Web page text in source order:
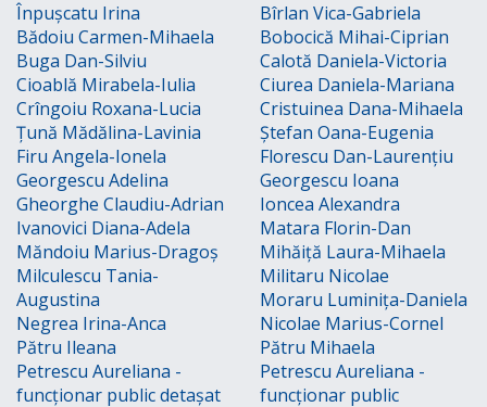
Înpușcatu Irina
Bîrlan Vica-Gabriela
Bădoiu Carmen-Mihaela
Bobocică Mihai-Ciprian
Buga Dan-Silviu
Calotă Daniela-Victoria
Cioablă Mirabela-Iulia
Ciurea Daniela-Mariana
Crîngoiu Roxana-Lucia
Cristuinea Dana-Mihaela
Țună Mădălina-Lavinia
Ștefan Oana-Eugenia
Firu Angela-Ionela
Florescu Dan-Laurențiu
Georgescu Adelina
Georgescu Ioana
Gheorghe Claudiu-Adrian
Ioncea Alexandra
Ivanovici Diana-Adela
Matara Florin-Dan
Măndoiu Marius-Dragoș
Mihăiță Laura-Mihaela
Milculescu Tania-
Augustina
Militaru Nicolae
Moraru Luminița-Daniela
Negrea Irina-Anca
Nicolae Marius-Cornel
Pătru Ileana
Pătru Mihaela
Petrescu Aureliana -
funcționar public detașat
Petrescu Aureliana -
funcționar public